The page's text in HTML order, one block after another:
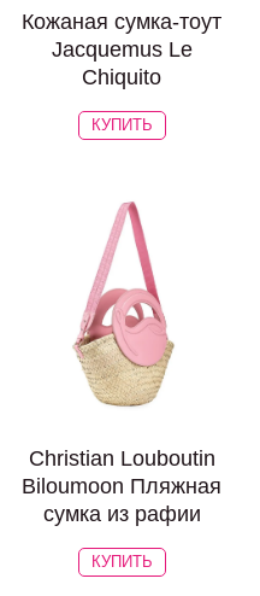
Кожаная сумка-тоут
Jacquemus Le
Chiquito
КУПИТЬ
Christian Louboutin
Biloumoon Пляжная
сумка из рафии
КУПИТЬ